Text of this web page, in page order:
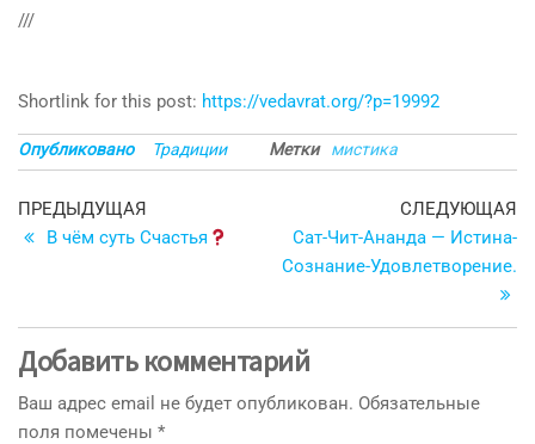
///
Shortlink for this post: https://vedavrat.org/?p=19992
Опубликовано Традиции Метки мистика
Навигация
по
Предыдущая
запись
ПРЕДЫДУЩАЯ
В чём суть Счастья
СЛЕДУЮЩАЯ
Сат-Чит-Ананда — Истина-
Сознание-Удовлетворение.
Добавить комментарий
Ваш адрес email не будет опубликован. Обязательные
поля помечены *